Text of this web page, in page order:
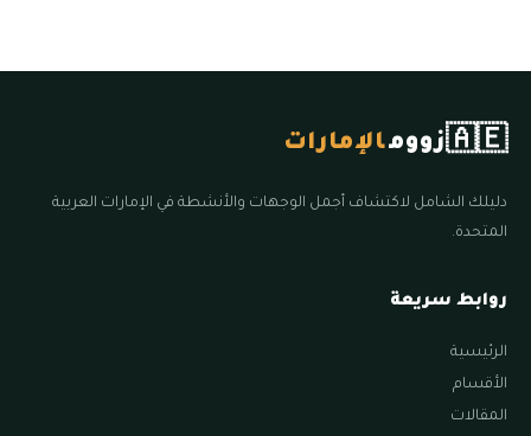
🇦🇪زوومالإمارات
دليلك الشامل لاكتشاف أجمل الوجهات والأنشطة في الإمارات العربية
المتحدة.
روابط سريعة
الرئيسية
الأقسام
المقالات